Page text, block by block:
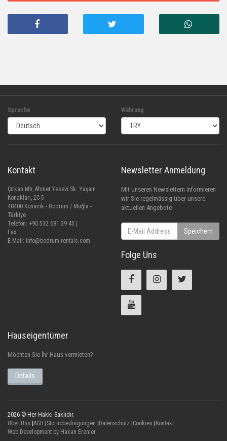
Sprache Währung
Kontakt
Çırkan Mh, Ahmet Yesevi Sk. Yaşam
Konakları, 2C-5
48400 Konacık - Bodrum / Muğla -
Türkiye
Telefon: +90 532 681 39 45 |
Fax:
E-Mail: info@bodrum-rentals.com
Newsletter Anmeldung
Mit unseren Newslettern informieren
wir Sie regelmässig über unsere
aktuellen Angebote
Speichern
Folge Uns
Hauseigentümer
Möchten Sie İhr Haus vermieten?
Details
2026 © Her Hakkı Saklıdır.
Über Uns AGB Stornobedingungen Datenschutz Cookies
Kontakt
Web Development by Hakan Erenler